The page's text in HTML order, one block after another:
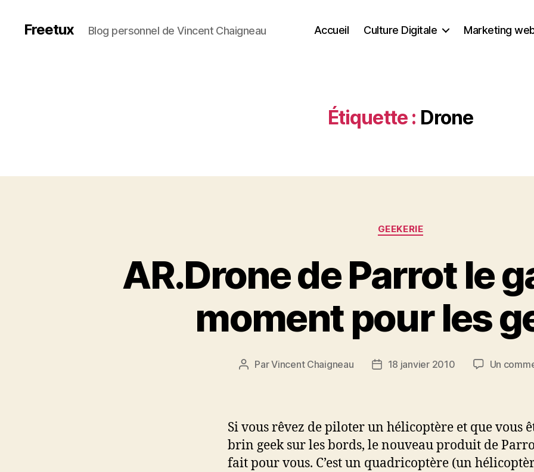
Freetux Blog personnel de Vincent Chaigneau Accueil Culture Digitale Marketing
Étiquette : Drone
Catégories
GEEKERIE
AR.Drone de Parrot le
moment pour les
Auteur
ParVincent Chaigneau
Date18 janvier 2010 Un
Si vous rêvez de piloter un hélicoptère et que vous
brin geek sur les bords, le nouveau produit de
fait pour vous. C’est un quadricoptère (un